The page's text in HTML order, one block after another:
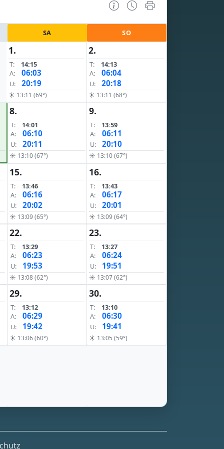
SA SO
1.
T:
14:15
A:
06:03
U: 20:19
☀ 13:11 (69°)
2.
T:
14:13
A:
06:04
U: 20:18
☀ 13:11 (68°)
8.
T:
14:01
A:
06:10
U: 20:11
☀ 13:10 (67°)
9.
T:
13:59
A:
06:11
U: 20:10
☀ 13:10 (67°)
15.
T:
13:46
A:
06:16
U: 20:02
☀ 13:09 (65°)
16.
T:
13:43
A:
06:17
U: 20:01
☀ 13:09 (64°)
22.
T:
13:29
A:
06:23
U: 19:53
☀ 13:08 (62°)
23.
T:
13:27
A:
06:24
U: 19:51
☀ 13:07 (62°)
29.
T:
13:12
A:
06:29
U: 19:42
☀ 13:06 (60°)
30.
T:
13:10
A:
06:30
U: 19:41
☀ 13:05 (59°)